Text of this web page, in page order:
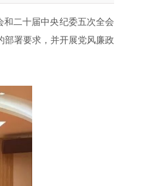
和二十届中央纪委五次全会
部署要求，并开展党风廉政